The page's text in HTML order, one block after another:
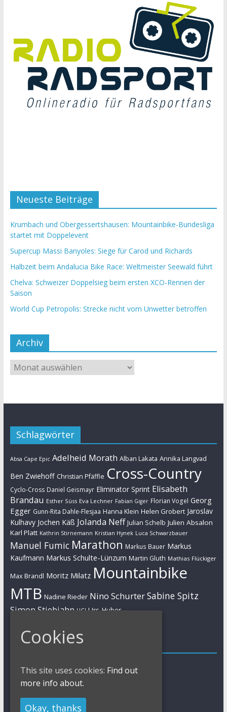
Neueste Beiträge
Krumbach und Obergessertshausen: Mountainbike-Bundesliga
startet mit Doppelevent
Supercup Massi Banyoles: Siege für Carod und Richards
Halbzeit beim Andalucia Bike Race: Weltmeister Seewald führt
Chelva: Schweizer Doppelsieg beim ersten XCO-Rennen der
Saison
World Cup Petropolis: Strecke nicht vom Unwetter betroffen
Archiv
Schlagwörter
Absa Cape Epic Adelheid Morath Alban Lakata Annika Langvad
Ben Zwiehoff Christian Pfäffle Cross-Country
Cyclo-Cross Daniel Geismayr Eliminator Sprint Elisabeth
Brandau Esther Süss Eva Lechner Fabian Giger Florian Vogel Georg
Egger Gunn-Rita Dahle-Flesjaa Hanna Klein Helen Grobert Jaroslav
Kulhavy Jochen Käß Jolanda Neff Julian Schelb Julien Absalon
Karl Platt Kathrin Stirnemann Kristian Hynek Luca Schwarzbauer
Manuel Fumic Marathon Markus Bauer Markus
Kaufmann Markus Schulte-Lünzum Martin Gluth Mathias Flückiger
Max Brandl Moritz Milatz Mountainbike
MTB Nadine Rieder Nino SchurterSabine Spitz
Simon Stiebjahn UCI Urs Huber
Impressum
Impressum / Kontakt
Datenschutzerklärung
Cookies Policy
Cookies
This site uses cookies: Find out
more info about.
Okay, thanks